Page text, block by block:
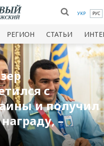
УКР РУС
РЕГИОН СТАТЬИ
с
и получил
–